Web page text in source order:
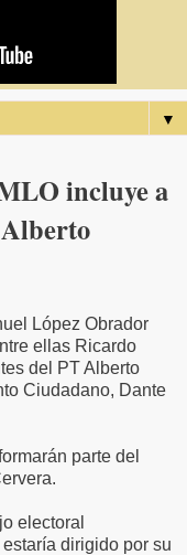
▼
incluye a
López Obrador
ellas Ricardo
del PT Alberto
Ciudadano, Dante
parte del
electoral
dirigido por su